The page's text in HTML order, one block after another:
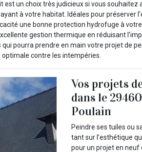
est un choix très judicieux si vous
à votre habitat. Idéales pour préserver
une bonne protection hydrofuge à
gestion thermique en réduisant
qui pourra prendre en main votre projet de
contre les intempéries.
Vos projets
dans le
Poulain
Peindre ses tuiles ou
tant sur l’esthétique
pour un projet en neuf